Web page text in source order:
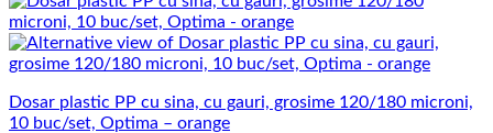
Dosar plastic PP cu sina, cu gauri, grosime 120/180 microni,
10 buc/set, Optima – orange